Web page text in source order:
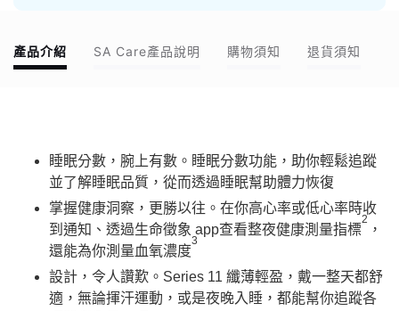
產品介紹 SA Care產品說明 購物須知 退貨須知
睡眠分數，腕上有數。睡眠分數功能，助你輕鬆追蹤
並了解睡眠品質，從而透過睡眠幫助體力恢復
掌握健康洞察，更勝以往。在你高心率或低心率時收
到通知、透過生命徵象 app查看整夜健康測量指標
2
，
還能為你測量血氧濃度
3
設計，令人讚歎。Series 11 纖薄輕盈，戴一整天都舒
適，無論揮汗運動，或是夜晚入睡，都能幫你追蹤各